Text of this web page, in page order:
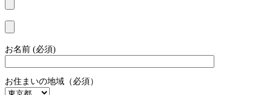
お名前 (必須)
お住まいの地域（必須）